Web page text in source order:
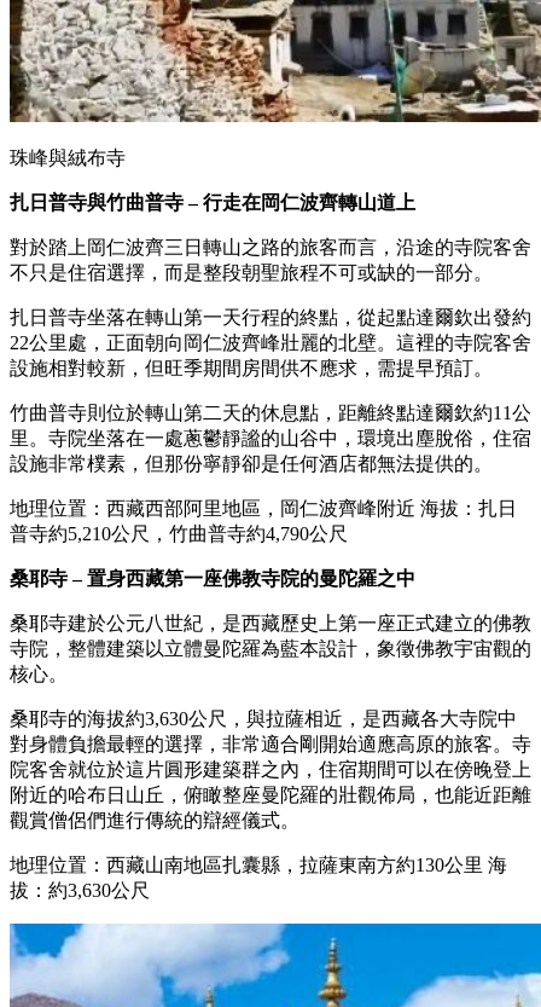
珠峰與絨布寺
扎日普寺與竹曲普寺 – 行走在岡仁波齊轉山道上
對於踏上岡仁波齊三日轉山之路的旅客而言，沿途的寺院客舍
不只是住宿選擇，而是整段朝聖旅程不可或缺的一部分。
扎日普寺坐落在轉山第一天行程的終點，從起點達爾欽出發約
22公里處，正面朝向岡仁波齊峰壯麗的北壁。這裡的寺院客舍
設施相對較新，但旺季期間房間供不應求，需提早預訂。
竹曲普寺則位於轉山第二天的休息點，距離終點達爾欽約11公
里。寺院坐落在一處蔥鬱靜謐的山谷中，環境出塵脫俗，住宿
設施非常樸素，但那份寧靜卻是任何酒店都無法提供的。
地理位置：西藏西部阿里地區，岡仁波齊峰附近 海拔：扎日
普寺約5,210公尺，竹曲普寺約4,790公尺
桑耶寺 – 置身西藏第一座佛教寺院的曼陀羅之中
桑耶寺建於公元八世紀，是西藏歷史上第一座正式建立的佛教
寺院，整體建築以立體曼陀羅為藍本設計，象徵佛教宇宙觀的
核心。
桑耶寺的海拔約3,630公尺，與拉薩相近，是西藏各大寺院中
對身體負擔最輕的選擇，非常適合剛開始適應高原的旅客。寺
院客舍就位於這片圓形建築群之內，住宿期間可以在傍晚登上
附近的哈布日山丘，俯瞰整座曼陀羅的壯觀佈局，也能近距離
觀賞僧侶們進行傳統的辯經儀式。
地理位置：西藏山南地區扎囊縣，拉薩東南方約130公里 海
拔：約3,630公尺